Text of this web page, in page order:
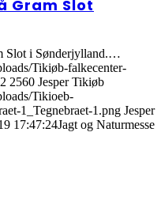
Gram Slot
Slot i Sønderjylland.…
Tikiøb-falkecenter-
2560 Jesper Tikiøb
Tikioeb-
1_Tegnebraet-1.png Jesper
17:47:24Jagt og Naturmesse